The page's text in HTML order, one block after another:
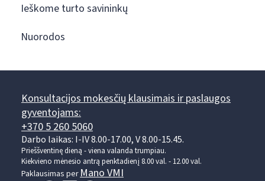
Ieškome turto savininkų
Nuorodos
Konsultacijos mokesčių klausimais ir paslaugos
gyventojams:
+370 5 260 5060
Darbo laikas: I-IV 8.00-17.00, V 8.00-15.45.
Prieššventinę dieną - viena valanda trumpiau.
Kiekvieno mėnesio antrą penktadienį 8.00 val. - 12.00 val.
Paklausimas perMano VMI